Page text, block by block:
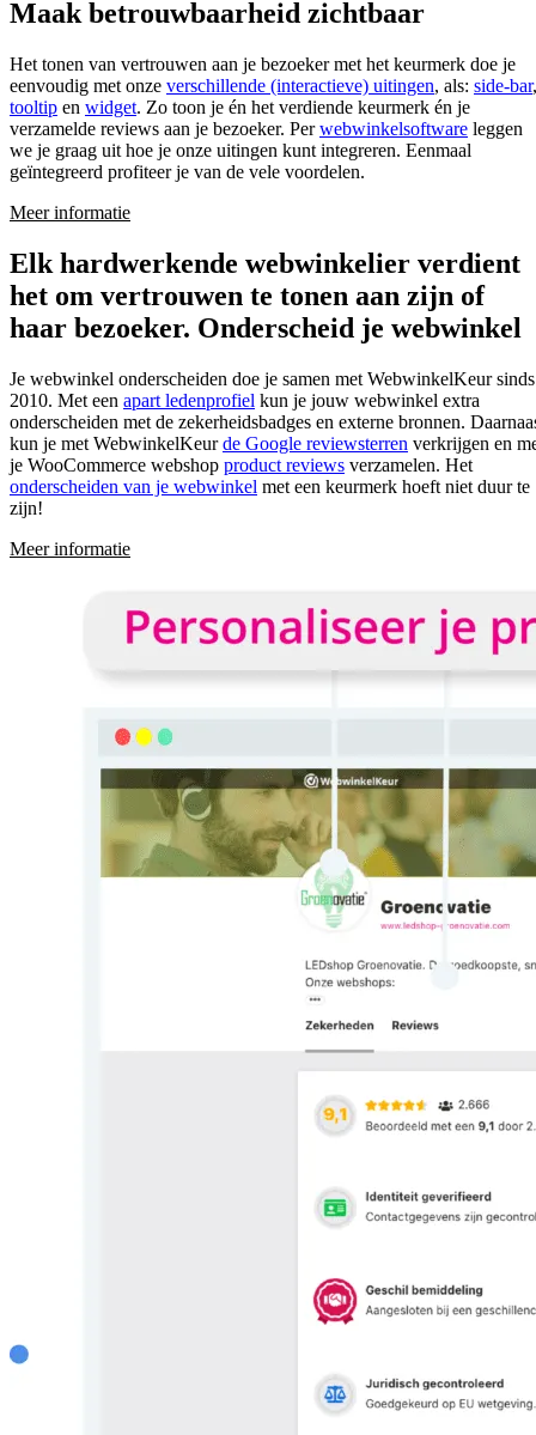
Maak betrouwbaarheid zichtbaar
Het tonen van vertrouwen aan je bezoeker met het keurmerk doe je
eenvoudig met onze verschillende (interactieve) uitingen, als: side-bar,
tooltip en widget. Zo toon je én het verdiende keurmerk én je
verzamelde reviews aan je bezoeker. Perwebwinkelsoftware leggen
we je graag uit hoe je onze uitingen kunt integreren. Eenmaal
geïntegreerd profiteer je van de vele voordelen.
Meer informatie
Elk hardwerkende webwinkelier verdient
het om vertrouwen te tonen aan zijn of
haar bezoeker. Onderscheid je webwinkel
Je webwinkel onderscheiden doe je samen met WebwinkelKeur sinds
2010. Met een apart ledenprofiel kun je jouw webwinkel extra
onderscheiden met de zekerheidsbadges en externe bronnen.
kun je met WebwinkelKeurde Google reviewsterren verkrijgen en
je WooCommerce webshop product reviews verzamelen. Het
onderscheiden van je webwinkel met een keurmerk hoeft niet duur te
zijn!
Meer informatie